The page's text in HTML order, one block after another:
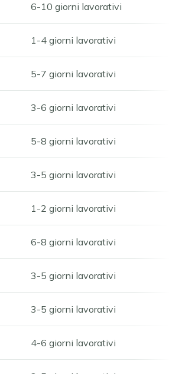
6-10 giorni lavorativi
1-4 giorni lavorativi
5-7 giorni lavorativi
3-6 giorni lavorativi
5-8 giorni lavorativi
3-5 giorni lavorativi
1-2 giorni lavorativi
6-8 giorni lavorativi
3-5 giorni lavorativi
3-5 giorni lavorativi
4-6 giorni lavorativi